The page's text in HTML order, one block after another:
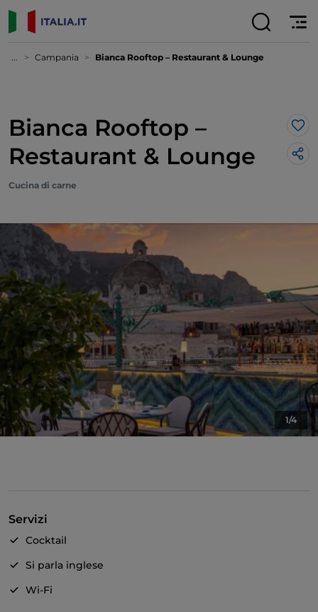
... Campania Bianca Rooftop – Restaurant & Lounge
Bianca Rooftop –
Restaurant & Lounge
Cucina di carne
1/4
Servizi
Cocktail
Si parla inglese
Wi-Fi